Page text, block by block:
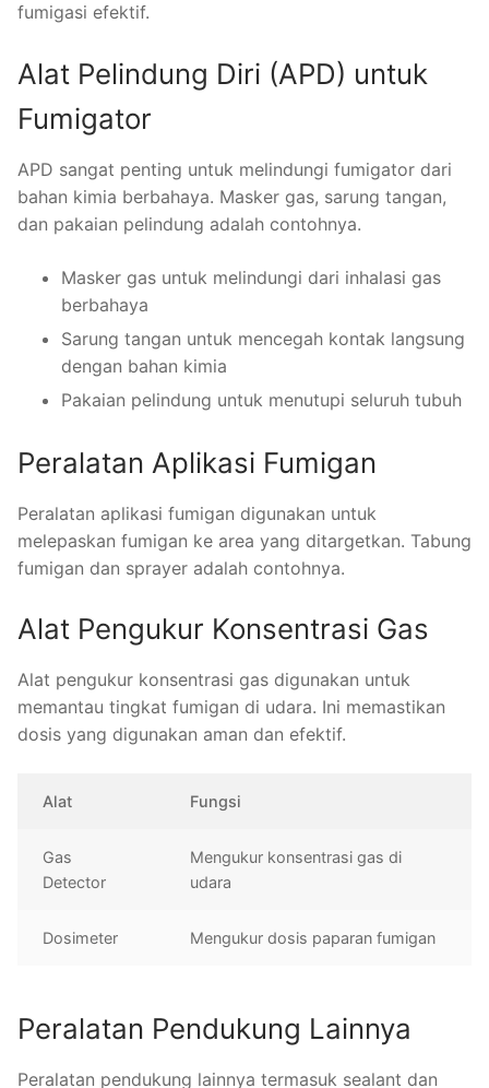
fumigasi efektif.
Alat Pelindung Diri (APD) untuk
Fumigator
APD sangat penting untuk melindungi fumigator dari
bahan kimia berbahaya. Masker gas, sarung tangan,
dan pakaian pelindung adalah contohnya.
Masker gas untuk melindungi dari inhalasi gas
berbahaya
Sarung tangan untuk mencegah kontak langsung
dengan bahan kimia
Pakaian pelindung untuk menutupi seluruh tubuh
Peralatan Aplikasi Fumigan
Peralatan aplikasi fumigan digunakan untuk
melepaskan fumigan ke area yang ditargetkan. Tabung
fumigan dan sprayer adalah contohnya.
Alat Pengukur Konsentrasi Gas
Alat pengukur konsentrasi gas digunakan untuk
memantau tingkat fumigan di udara. Ini memastikan
dosis yang digunakan aman dan efektif.
Alat Fungsi
Gas
Detector
Mengukur konsentrasi gas di
udara
Dosimeter Mengukur dosis paparan fumigan
Peralatan Pendukung Lainnya
Peralatan pendukung lainnya termasuk sealant dan